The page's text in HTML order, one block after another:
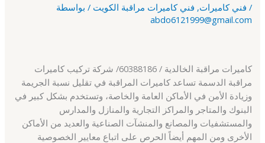
/ فني كاميرات, فني كاميرات مراقبة الكويت / بواسطة
abdo6121999@gmail.com
كاميرات مراقبة الخالدية / 60388186/ شركة تركيب كاميرات
مراقبة الدسمة تساعد كاميرات المراقبة في تقليل نسبة الجريمة
وزيادة الأمن في الأماكن العامة والخاصة، وتستخدم بشكل كبير في
البنوك والمتاجر والمراكز التجارية والمنازل والمدارس
والمستشفيات والمصانع والمنشآت الصناعية والعديد من الأماكن
الأخرى ومن المهم أيضاً الحرص على اتباع معايير الخصوصية